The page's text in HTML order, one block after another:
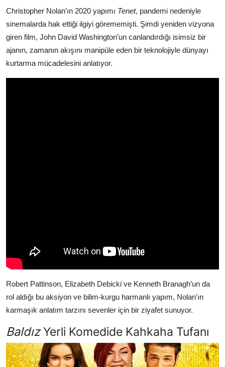
Christopher Nolan’ın 2020 yapımı Tenet, pandemi nedeniyle
sinemalarda hak ettiği ilgiyi görememişti. Şimdi yeniden vizyona
giren film, John David Washington’un canlandırdığı isimsiz bir
ajanın, zamanın akışını manipüle eden bir teknolojiyle dünyayı
kurtarma mücadelesini anlatıyor.
Robert Pattinson, Elizabeth Debicki ve Kenneth Branagh’un da
rol aldığı bu aksiyon ve bilim-kurgu harmanlı yapım, Nolan’ın
karmaşık anlatım tarzını sevenler için bir ziyafet sunuyor.
BaldızYerli Komedide Kahkaha Tufanı